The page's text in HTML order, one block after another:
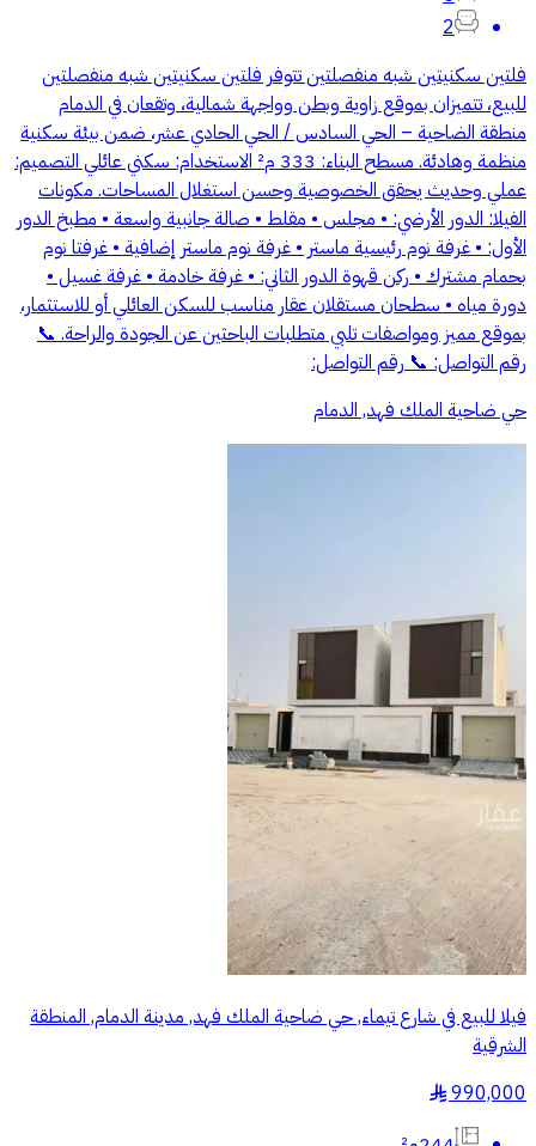
2
فلتين سكنيتين شبه منفصلتين تتوفر فلتين سكنيتين شبه منفصلتين
للبيع، تتميزان بموقع زاوية وبطن وواجهة شمالية، وتقعان في الدمام
منطقة الضاحية – الحي السادس / الحي الحادي عشر، ضمن بيئة سكنية
منظمة وهادئة. مسطح البناء: 333 م² الاستخدام: سكني عائلي التصميم:
عملي وحديث يحقق الخصوصية وحسن استغلال المساحات. مكونات
الفيلا: الدور الأرضي: • مجلس • مقلط • صالة جانبية واسعة • مطبخ الدور
الأول: • غرفة نوم رئيسية ماستر • غرفة نوم ماستر إضافية • غرفتا نوم
بحمام مشترك • ركن قهوة الدور الثاني: • غرفة خادمة • غرفة غسيل •
دورة مياه • سطحان مستقلان عقار مناسب للسكن العائلي أو للاستثمار،
بموقع مميز ومواصفات تلبي متطلبات الباحثين عن الجودة والراحة. 📞
رقم التواصل: 📞 رقم التواصل:
حي ضاحية الملك فهد, الدمام
فيلا للبيع في شارع تيماء, حي ضاحية الملك فهد, مدينة الدمام, المنطقة
الشرقية
990,000
§